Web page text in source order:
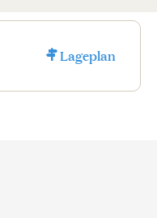
Lageplan